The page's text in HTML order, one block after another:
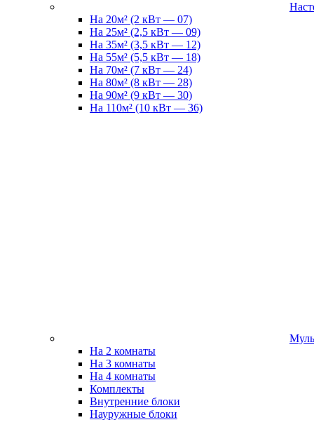
На 20м² (2 кВт — 07)
На 25м² (2,5 кВт — 09)
На 35м² (3,5 кВт — 12)
На 55м² (5,5 кВт — 18)
На 70м² (7 кВт — 24)
На 80м² (8 кВт — 28)
На 90м² (9 кВт — 30)
На 110м² (10 кВт — 36)
На 2 комнаты
На 3 комнаты
На 4 комнаты
Комплекты
Внутренние блоки
Науружные блоки